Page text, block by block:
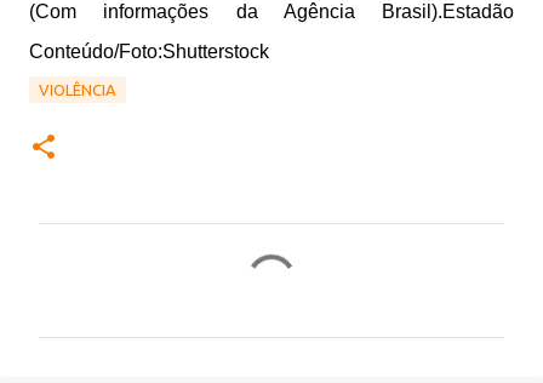
(Com informações da Agência Brasil).Estadão
Conteúdo/Foto:Shutterstock
VIOLÊNCIA